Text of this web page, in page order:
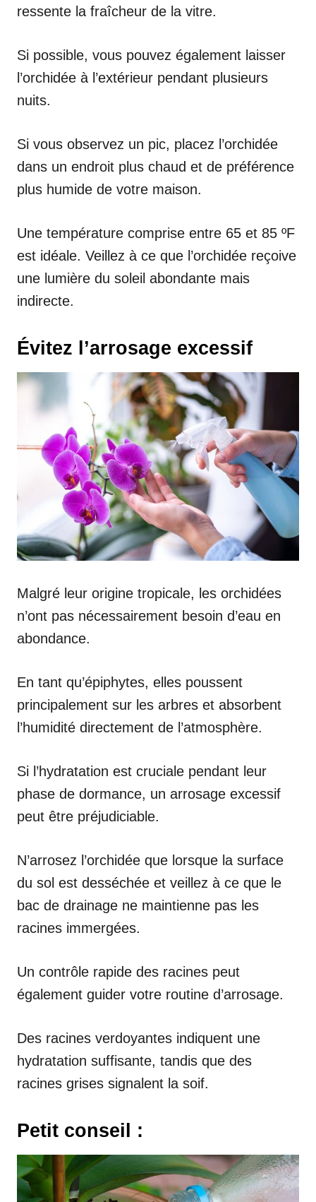
ressente la fraîcheur de la vitre.
Si possible, vous pouvez également laisser
l’orchidée à l’extérieur pendant plusieurs
nuits.
Si vous observez un pic, placez l’orchidée
dans un endroit plus chaud et de préférence
plus humide de votre maison.
Une température comprise entre 65 et 85 ºF
est idéale. Veillez à ce que l’orchidée reçoive
une lumière du soleil abondante mais
indirecte.
Évitez l’arrosage excessif
Malgré leur origine tropicale, les orchidées
n’ont pas nécessairement besoin d’eau en
abondance.
En tant qu’épiphytes, elles poussent
principalement sur les arbres et absorbent
l’humidité directement de l’atmosphère.
Si l’hydratation est cruciale pendant leur
phase de dormance, un arrosage excessif
peut être préjudiciable.
N’arrosez l’orchidée que lorsque la surface
du sol est desséchée et veillez à ce que le
bac de drainage ne maintienne pas les
racines immergées.
Un contrôle rapide des racines peut
également guider votre routine d’arrosage.
Des racines verdoyantes indiquent une
hydratation suffisante, tandis que des
racines grises signalent la soif.
Petit conseil :